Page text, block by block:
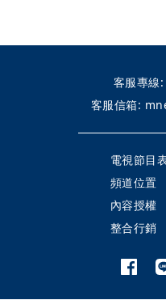
客服專線:
客服信箱:
電視節目
頻道位置
內容授權
整合行銷